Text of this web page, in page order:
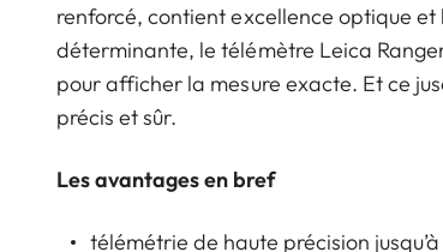
renforcé, contient excellence optique
déterminante, le télémètre Leica
pour afficher la mesure exacte. Et ce
précis et sûr.
Les avantages en bref
télémétrie de haute précision